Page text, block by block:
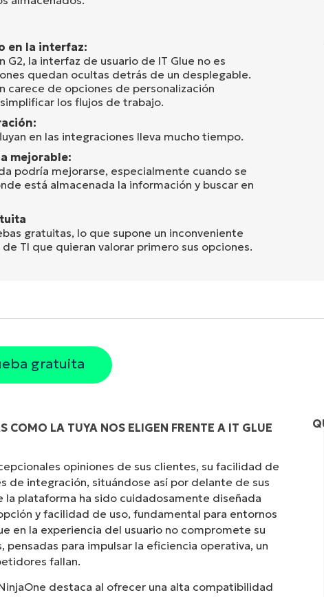
en la interfaz:
G2, la interfaz de usuario de IT Glue no es
quedan ocultas detrás de un desplegable.
carece de opciones de personalización
los flujos de trabajo.
en las integraciones lleva mucho tiempo.
mejorable:
podría mejorarse, especialmente cuando se
está almacenada la información y buscar en
gratuitas, lo que supone un inconveniente
TI que quieran valorar primero sus opciones.
gratuita
COMO LA TUYA NOS ELIGEN FRENTE A IT GLUE
opiniones de sus clientes, su facilidad de
de integración, situándose así por delante de sus
plataforma ha sido cuidadosamente diseñada
y facilidad de uso, fundamental para entornos
en la experiencia del usuario no compromete su
para impulsar la eficiencia operativa, un
fallan.
destaca al ofrecer una alta compatibilidad
increíblemente fácil de usar y combina una interfaz fluida con
de back-end. La configuración es sencilla de realizar y la
gestionar. Todas las opciones y herramientas están
son fáciles de entender y la interfaz resulta muy
Technology Solutions